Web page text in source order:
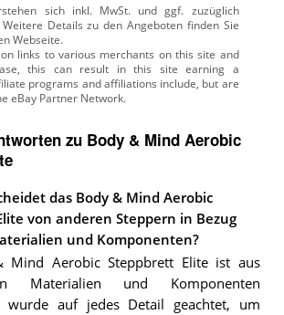
sich inkl. MwSt. und ggf. zuzüglich
Weitere Details zu den Angeboten finden Sie
Webseite.
zu Body & Mind Aerobic
das Body & Mind Aerobic
von anderen Steppern in Bezug
und Komponenten?
Mind Aerobic Steppbrett Elite ist aus
Materialien und Komponenten
wurde auf jedes Detail geachtet, um